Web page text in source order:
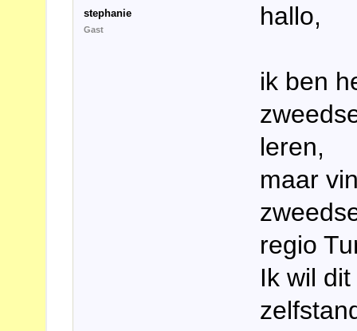
stephanie
Gast hallo,
ik ben
leren,
maar
regio
Ik wil